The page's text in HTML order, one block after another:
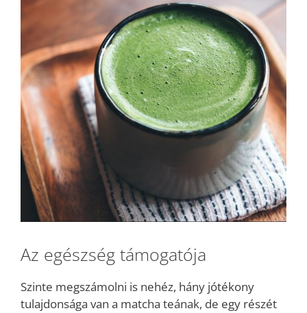
Az egészség támogatója
Szinte megszámolni is nehéz, hány jótékony
tulajdonsága van a matcha teának, de egy részét